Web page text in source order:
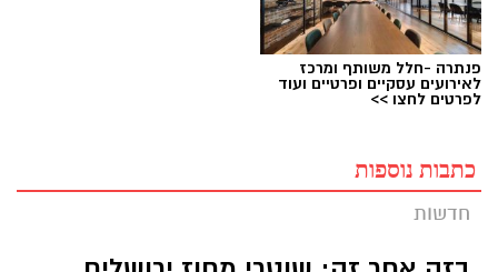
פנתרה -חלל משותף ומרכז
לאירועים עסקיים ופרטיים ועוד
לפרטים לחצו >>
כתבות נוספות
חדשות